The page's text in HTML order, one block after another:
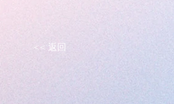
<< 返回